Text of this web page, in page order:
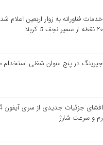
خدمات فناورانه به زوار اربعین اعلام
۲۰ نقطه از مسیر نجف تا کربلا
جیرینگ در پنج عنوان شغلی استخدام
رم و سرعت شارژ